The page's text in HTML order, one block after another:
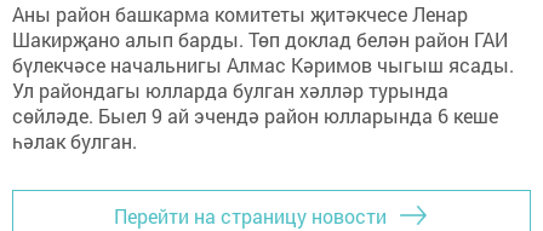
Аны район башкарма комитеты җитәкчесе Ленар
Шакирҗано алып барды. Төп доклад белән район ГАИ
бүлекчәсе начальнигы Алмас Кәримов чыгыш ясады.
Ул райондагы юлларда булган хәлләр турында
сөйләде. Быел 9 ай эчендә район юлларында 6 кеше
һәлак булган.
Перейти на страницу новости